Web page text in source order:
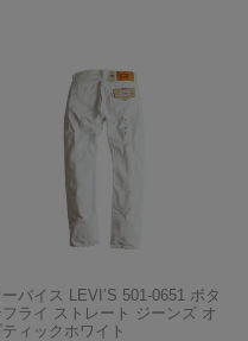
ーバイス LEVI’S 501-0651 ボタ
フライ ストレート ジーンズ オ
ティックホワイト